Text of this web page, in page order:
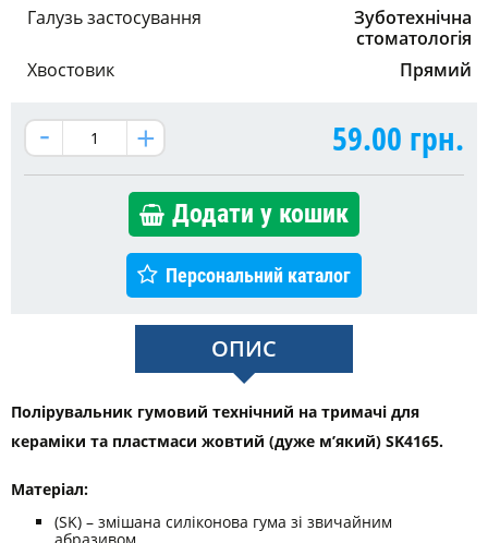
Галузь застосування
Зуботехнічна
стоматологія
Хвостовик
Прямий
59.00 грн.
Додати у кошик
Персональний каталог
ОПИС
Полірувальник гумовий технічний на тримачі для
кераміки та пластмаси жовтий (дуже м’який) SK4165.
Матеріал:
(SK) – змішана силіконова гума зі звичайним